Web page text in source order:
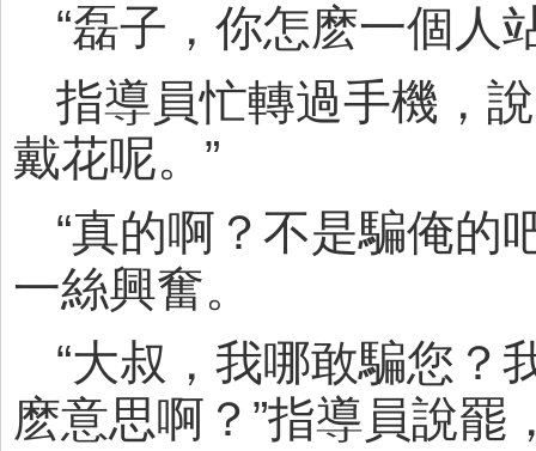
“磊子，你怎麽一個人
指導員忙轉過手機，
戴花呢。”
“真的啊？不是騙俺的
一絲興奮。
“大叔，我哪敢騙您？
麽意思啊？”指導員說